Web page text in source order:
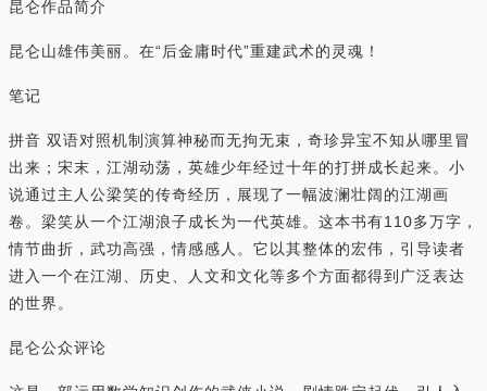
昆仑作品简介
昆仑山雄伟美丽。在“后金庸时代”重建武术的灵魂！
笔记
拼音 双语对照机制演算神秘而无拘无束，奇珍异宝不知从哪里冒
出来；宋末，江湖动荡，英雄少年经过十年的打拼成长起来。小
说通过主人公梁笑的传奇经历，展现了一幅波澜壮阔的江湖画
卷。梁笑从一个江湖浪子成长为一代英雄。这本书有110多万字，
情节曲折，武功高强，情感感人。它以其整体的宏伟，引导读者
进入一个在江湖、历史、人文和文化等多个方面都得到广泛表达
的世界。
昆仑公众评论